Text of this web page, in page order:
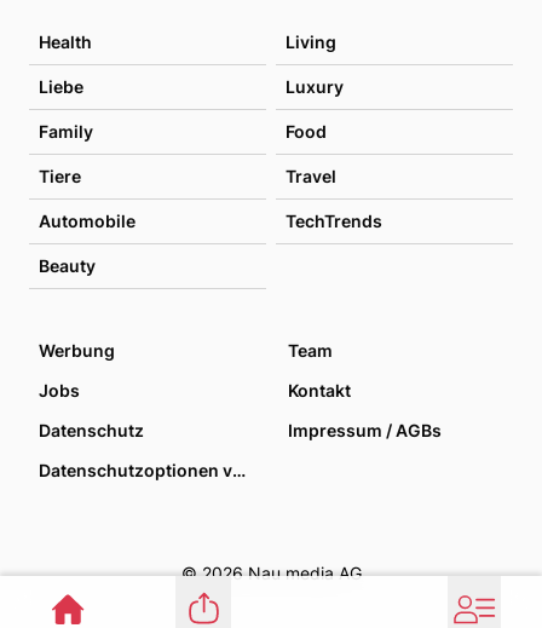
Health Living
Liebe Luxury
Family Food
Tiere Travel
Automobile TechTrends
Beauty
Werbung
Team
Jobs
Kontakt
Datenschutz
Impressum / AGBs
Datenschutzoptionen verwalten
© 2026 Nau media AG